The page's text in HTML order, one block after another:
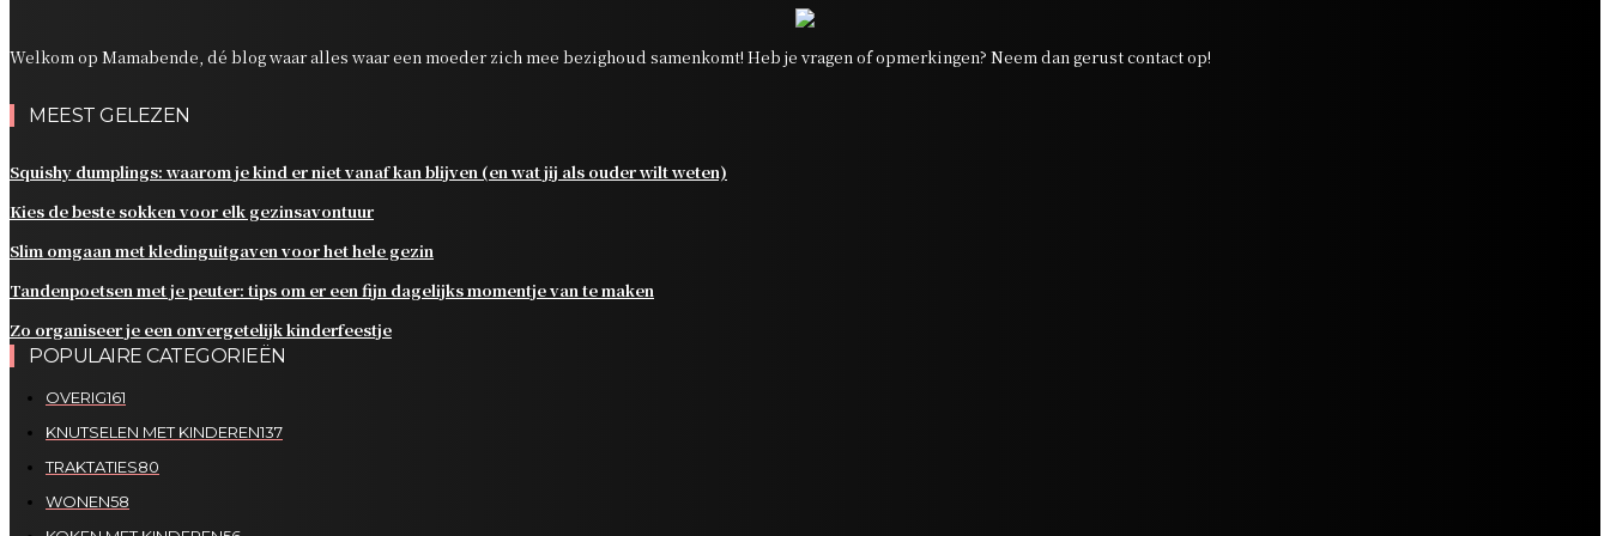
Welkom op Mamabende, dé blog waar alles waar een moeder zich mee bezighoud samenkomt! Heb je vragen of opmerkingen? Neem dan gerust contact op!
MEEST GELEZEN
Squishy dumplings: waarom je kind er niet vanaf kan blijven (en wat jij als ouder wilt weten)
Kies de beste sokken voor elk gezinsavontuur
Slim omgaan met kledinguitgaven voor het hele gezin
Tandenpoetsen met je peuter: tips om er een fijn dagelijks momentje van te maken
Zo organiseer je een onvergetelijk kinderfeestje
POPULAIRE CATEGORIEËN
OVERIG161
KNUTSELEN MET KINDEREN137
TRAKTATIES80
WONEN58